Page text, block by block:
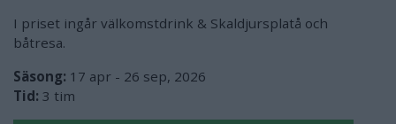
I priset ingår välkomstdrink & Skaldjursplatå och
båtresa.
Säsong: 17 apr - 26 sep, 2026
Tid: 3 tim